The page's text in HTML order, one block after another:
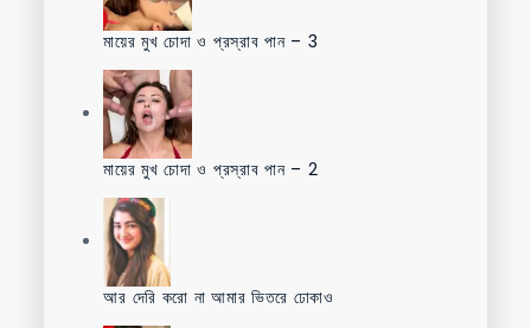
মায়ের মুখ চোদা ও প্রস্রাব পান – 3
মায়ের মুখ চোদা ও প্রস্রাব পান – 2
আর দেরি করো না আমার ভিতরে ঢোকাও